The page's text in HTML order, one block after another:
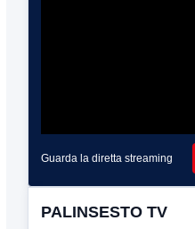
Guarda la diretta streaming
PALINSESTO TV